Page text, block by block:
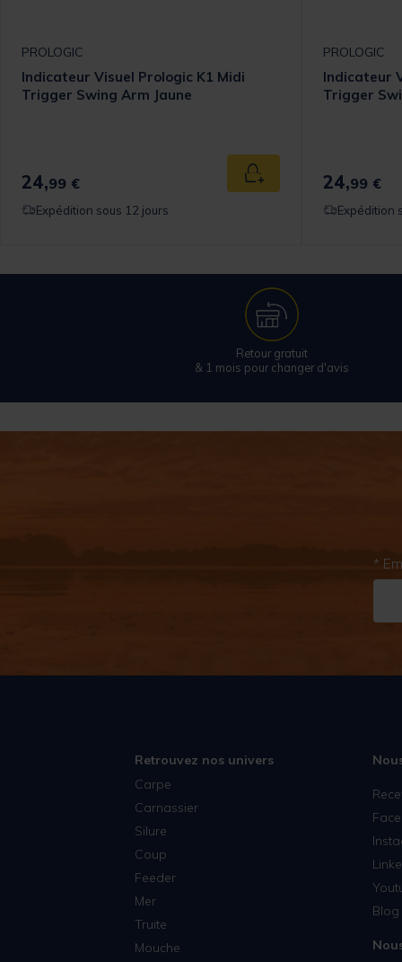
panier
PROLOGIC
Indicateur Visuel Prologic K1 Midi
Trigger Swing Arm Jaune
24,99 € Ajouter au panier
Expédition sous 12 jours
PROLOGIC
Indicateur
Trigger
24,99 €
Expédition
Retour gratuit
& 1 mois pour changer d'avis
*
Retrouvez nos univers
Carpe
Carnassier
Silure
Coup
Feeder
Mer
Truite
Mouche